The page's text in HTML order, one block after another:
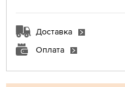
Доставка
Оплата